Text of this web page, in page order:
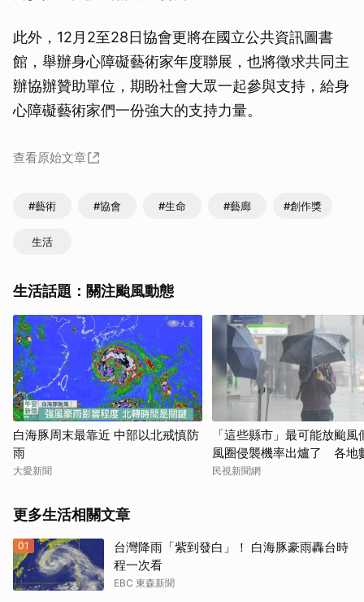
此外，12月2至28日協會更將在國立公共資訊圖書
館，舉辦身心障礙藝術家年度聯展，也將徵求共同主
辦協辦贊助單位，期盼社會大眾一起參與支持，給身
心障礙藝術家們一份強大的支持力量。
查看原始文章
#藝術 #協會 #生命 #藝廊 #創作獎
生活
生活話題：關注颱風動態
白海豚周末最靠近 中部以北戒慎防
雨
大愛新聞
「這些縣市」最可能放颱風
風圈侵襲機率出爐了 各地
次看
民視新聞網
更多生活相關文章
01
台灣降雨「紫到發白」！ 白海豚豪雨轟台時
程一次看
EBC 東森新聞